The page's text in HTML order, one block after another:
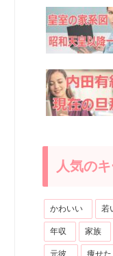
人気の
かわいい 若
年収 家族
元彼 痩せた